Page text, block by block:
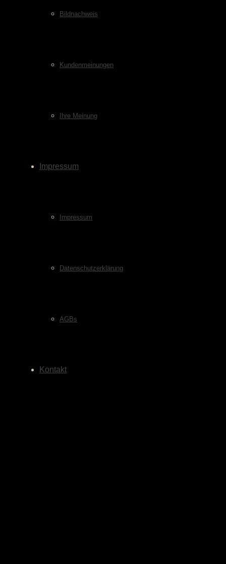
Bildnachweis
Kundenmeinungen
Ihre Meinung
Impressum
Impressum
Datenschutzerklärung
AGBs
Kontakt